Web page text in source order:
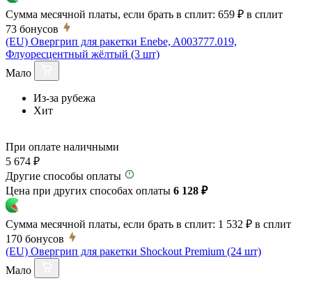
Сумма месячной платы, если брать в сплит: 659 ₽ в сплит
73 бонусов
(EU) Овергрип для ракетки Enebe, A003777.019,
Флуоресцентный жёлтый (3 шт)
Мало
Из-за рубежа
Хит
При оплате наличными
5 674 ₽
Другие способы оплаты
Цена при других способах оплаты 6 128 ₽
Сумма месячной платы, если брать в сплит: 1 532 ₽ в сплит
170 бонусов
(EU) Овергрип для ракетки Shockout Premium (24 шт)
Мало